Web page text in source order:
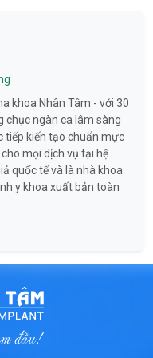
khoa Nhân Tâm - với 30
chục ngàn ca lâm sàng
tiếp kiến tạo chuẩn mực
mọi dịch vụ tại hệ
quốc tế và là nhà khoa
y khoa xuất bản toàn